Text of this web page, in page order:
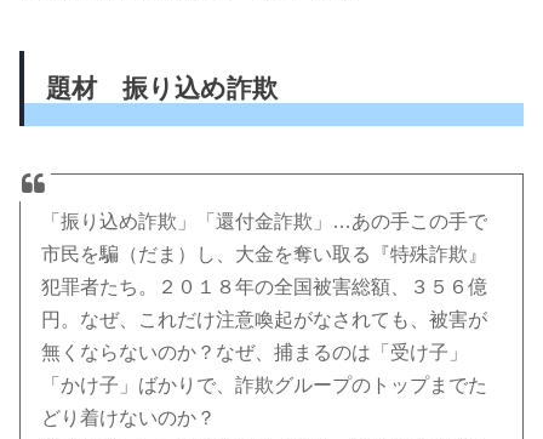
題材 振り込め詐欺
「振り込め詐欺」「還付金詐欺」…あの手この手で
市民を騙（だま）し、大金を奪い取る『特殊詐欺』
犯罪者たち。２０１８年の全国被害総額、３５６億
円。なぜ、これだけ注意喚起がなされても、被害が
無くならないのか？なぜ、捕まるのは「受け子」
「かけ子」ばかりで、詐欺グループのトップまでた
どり着けないのか？